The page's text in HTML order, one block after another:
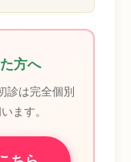
方へ
診は完全個別
ます。